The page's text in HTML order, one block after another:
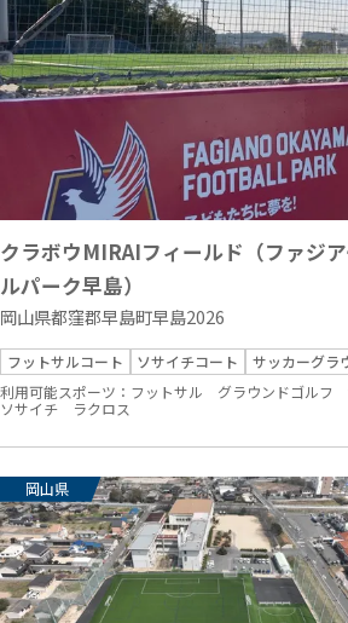
クラボウMIRAIフィールド（ファジ
ルパーク早島）
岡山県都窪郡早島町早島2026
フットサルコート ソサイチコート
サッカーグラ
利用可能スポーツ： フットサル グラウンドゴルフ
ソサイチ
ラクロス
岡山県